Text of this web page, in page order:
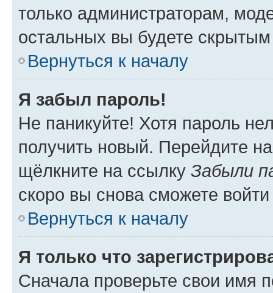
только администраторам,
остальных вы будете
Вернуться к началу
Я забыл пароль!
Не паникуйте! Хотя пароль
получить новый. Перейдите
щёлкните на ссылку Забыли
скоро вы снова сможете
Вернуться к началу
Я только что
Сначала проверьте свои имя